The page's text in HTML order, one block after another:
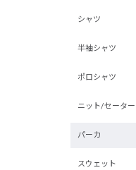
シャツ
半袖シャツ
ポロシャツ
ニット/セーター
パーカ
スウェット